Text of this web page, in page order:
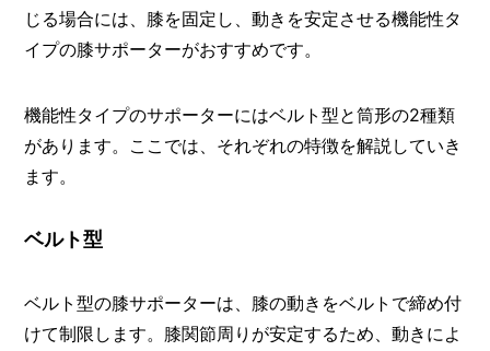
じる場合には、膝を固定し、動きを安定させる機能性タ
イプの膝サポーターがおすすめです。
機能性タイプのサポーターにはベルト型と筒形の2種類
があります。ここでは、それぞれの特徴を解説していき
ます。
ベルト型
ベルト型の膝サポーターは、膝の動きをベルトで締め付
けて制限します。膝関節周りが安定するため、動きによ